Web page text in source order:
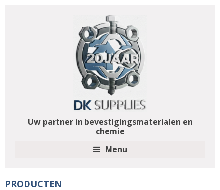
Uw partner in bevestigingsmaterialen en
chemie
Menu
PRODUCTEN